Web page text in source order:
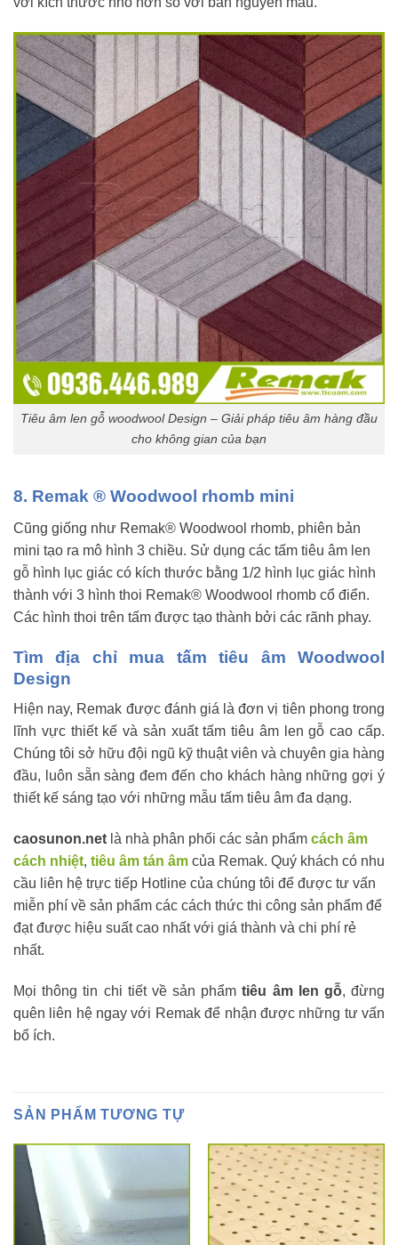
Tiêu âm len gỗ woodwool Design – Giải pháp tiêu âm hàng đầu
cho không gian của bạn
8. Remak ® Woodwool rhomb mini
Cũng giống như Remak® Woodwool rhomb, phiên bản
mini tạo ra mô hình 3 chiều. Sử dụng các tấm tiêu âm len
gỗ hình lục giác có kích thước bằng 1/2 hình lục giác hình
thành với 3 hình thoi Remak® Woodwool rhomb cổ điển.
Các hình thoi trên tấm được tạo thành bởi các rãnh phay.
Tìm địa chỉ mua tấm tiêu âm Woodwool
Design
Hiện nay, Remak được đánh giá là đơn vị tiên phong trong
lĩnh vực thiết kế và sản xuất tấm tiêu âm len gỗ cao cấp.
Chúng tôi sở hữu đội ngũ kỹ thuật viên và chuyên gia hàng
đầu, luôn sẵn sàng đem đến cho khách hàng những gợi ý
thiết kế sáng tạo với những mẫu tấm tiêu âm đa dạng.
caosunon.net là nhà phân phối các sản phẩm cách âm
cách nhiệt, tiêu âm tán âm của Remak. Quý khách có nhu
cầu liên hệ trực tiếp Hotline của chúng tôi để được tư vấn
miễn phí về sản phẩm các cách thức thi công sản phẩm để
đạt được hiệu suất cao nhất với giá thành và chi phí rẻ
nhất.
Mọi thông tin chi tiết về sản phẩmtiêu âm len gỗ, đừng
quên liên hệ ngay với Remak để nhận được những tư vấn
bổ ích.
SẢN PHẨM TƯƠNG TỰ